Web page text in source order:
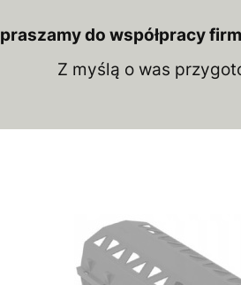
do współpracy
Z myślą o was